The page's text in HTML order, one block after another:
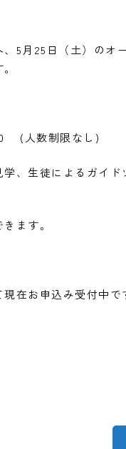
5月25日（土）のオ
(人数制限なし)
、生徒によるガイド
ます。
現在お申込み受付中で